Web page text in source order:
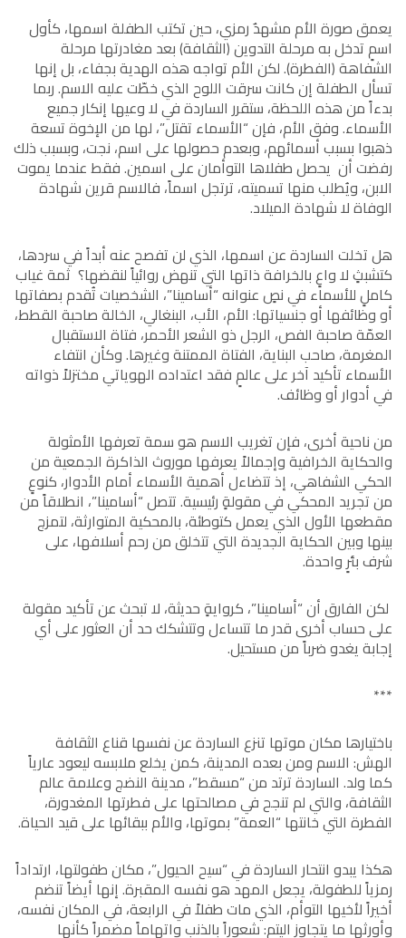
يعمق صورة الأم مشهدٌ رمزي، حين تكتب الطفلة اسمها، كأول
اسمٍ تدخل به مرحلة التدوين (الثقافة) بعد مغادرتها مرحلة
الشفاهة (الفطرة). لكن الأم تواجه هذه الهدية بجفاء، بل إنها
تسأل الطفلة إن كانت سرقت اللوح الذي خطّت عليه الاسم. ربما
بدءاً من هذه اللحظة، ستقرر الساردة في لا وعيها إنكار جميع
الأسماء. وفق الأم، فإن “الأسماء تقتل”، لها من الإخوة تسعة
ذهبوا بسبب أسمائهم، وبعدم حصولها على اسم، نجت، وبسبب ذلك
رفضت أن يحصل طفلاها التوأمان على اسمين. فقط عندما يموت
الابن، ويُطلب منها تسميته، ترتجل اسماً، فالاسم قرين شهادة
الوفاة لا شهادة الميلاد.
هل تخلت الساردة عن اسمها، الذي لن تفصح عنه أبداً في سردها،
كتشبثٍ لا واعٍ بالخرافة ذاتها التي تنهض روائياً لنقضها؟ ثمة غياب
كاملٍ للأسماء في نصٍ عنوانه “أسامينا”، الشخصيات تُقدم بصفاتها
أو وظائفها أو جنسياتها: الأم، الأب، البنغالي، الخالة صاحبة القطط،
العمّة صاحبة الفص، الرجل ذو الشعر الأحمر، فتاة الاستقبال
المغرمة، صاحب البناية، الفتاة الممتنة وغيرها. وكأن انتفاء
الأسماء تأكيد آخر على عالمٍ فقد اعتداده الهوياتي مختزلاً ذواته
في أدوار أو وظائف.
من ناحية أخرى، فإن تغريب الاسم هو سمة تعرفها الأمثولة
والحكاية الخرافية وإجمالاً يعرفها موروث الذاكرة الجمعية من
الحكي الشفاهي، إذ تتضاءل أهمية الأسماء أمام الأدوار، كنوعٍ
من تجريد المحكي في مقولةٍ رئيسية. تتصل “أسامينا”، انطلاقاً من
مقطعها الأول الذي يعمل كتوطئة، بالمحكية المتوارثة، لتمزج
بينها وبين الحكاية الجديدة التي تتخلق من رحم أسلافها، على
شرف بئرٍ واحدة.
لكن الفارق أن “أسامينا”، كروايةٍ حديثة، لا تبحث عن تأكيد مقولة
على حساب أخرى قدر ما تتساءل وتتشكك حد أن العثور على أي
إجابة يغدو ضرباً من مستحيل.
***
باختيارها مكان موتها تنزع الساردة عن نفسها قناع الثقافة
الهش: الاسم ومن بعده المدينة، كمن يخلع ملابسه ليعود عارياً
كما ولد. الساردة ترتد من “مسقط”، مدينة النضج وعلامة عالم
الثقافة، والتي لم تنجح في مصالحتها على فطرتها المغدورة،
الفطرة التي خانتها “العمة” بموتها، والأم ببقائها على قيد الحياة.
هكذا يبدو انتحار الساردة في “سيح الحيول”، مكان طفولتها، ارتداداً
رمزياً للطفولة، يجعل المهد هو نفسه المقبرة. إنها أيضاً تنضم
أخيراً لأخيها التوأم، الذي مات طفلاً في الرابعة، في المكان نفسه،
وأورثها ما يتجاوز اليتم: شعوراً بالذنب واتهاماً مضمراً كأنها